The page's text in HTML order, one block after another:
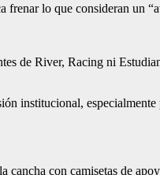
frenar lo que consideran
de River, Racing ni
institucional,
con camisetas de